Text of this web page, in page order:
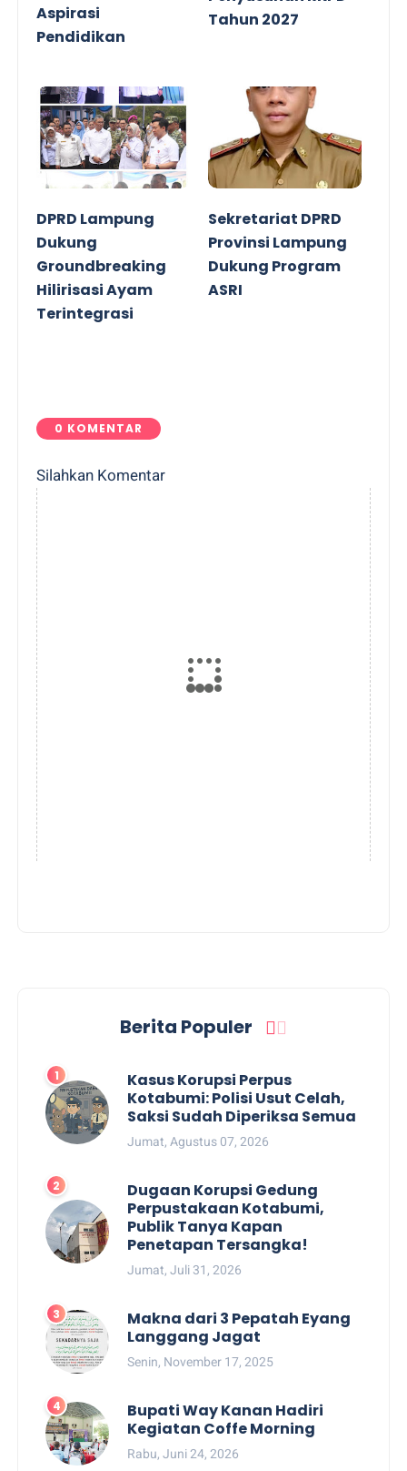
Aspirasi
Pendidikan
Tahun 2027
DPRD Lampung
Dukung
Groundbreaking
Hilirisasi Ayam
Terintegrasi
Sekretariat DPRD
Provinsi Lampung
Dukung Program
ASRI
0 KOMENTAR
Silahkan Komentar
Berita Populer
Kasus Korupsi Perpus
Kotabumi: Polisi Usut Celah,
Saksi Sudah Diperiksa Semua
Jumat, Agustus 07, 2026
Dugaan Korupsi Gedung
Perpustakaan Kotabumi,
Publik Tanya Kapan
Penetapan Tersangka!
Jumat, Juli 31, 2026
Makna dari 3 Pepatah Eyang
Langgang Jagat
Senin, November 17, 2025
Bupati Way Kanan Hadiri
Kegiatan Coffe Morning
Rabu, Juni 24, 2026